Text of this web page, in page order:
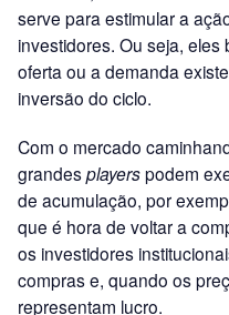
serve para estimular a
investidores. Ou seja,
oferta ou a demanda
inversão do ciclo.
Com o mercado
grandesplayerspodem
de acumulação, por
que é hora de voltar a
os investidores
compras e, quando os
representam lucro.